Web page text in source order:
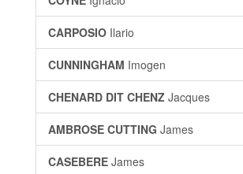
CARPOSIO Ilario
CUNNINGHAM Imogen
CHENARD DIT CHENZ Jacques
AMBROSE CUTTING James
CASEBERE James